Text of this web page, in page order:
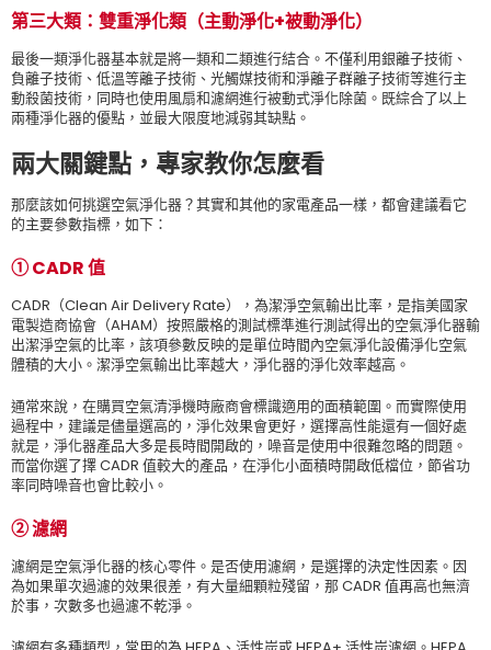
第三大類：雙重淨化類（主動淨化+被動淨化）
最後一類淨化器基本就是將一類和二類進行結合。不僅利用銀離子技術、
負離子技術、低溫等離子技術、光觸媒技術和淨離子群離子技術等進行主
動殺菌技術，同時也使用風扇和濾網進行被動式淨化除菌。既綜合了以上
兩種淨化器的優點，並最大限度地減弱其缺點。
兩大關鍵點，專家教你怎麼看
那麼該如何挑選空氣淨化器？其實和其他的家電產品一樣，都會建議看它
的主要參數指標，如下：
①CADR值
CADR（Clean Air Delivery Rate），為潔淨空氣輸出比率，是指美國家
電製造商協會（AHAM）按照嚴格的測試標準進行測試得出的空氣淨化器輸
出潔淨空氣的比率，該項參數反映的是單位時間內空氣淨化設備淨化空氣
體積的大小。潔淨空氣輸出比率越大，淨化器的淨化效率越高。
通常來說，在購買空氣清淨機時廠商會標識適用的面積範圍。而實際使用
過程中，建議是儘量選高的，淨化效果會更好，選擇高性能還有一個好處
就是，淨化器產品大多是長時間開啟的，噪音是使用中很難忽略的問題。
而當你選了擇 CADR 值較大的產品，在淨化小面積時開啟低檔位，節省功
率同時噪音也會比較小。
②濾網
濾網是空氣淨化器的核心零件。是否使用濾網，是選擇的決定性因素。因
為如果單次過濾的效果很差，有大量細顆粒殘留，那 CADR 值再高也無濟
於事，次數多也過濾不乾淨。